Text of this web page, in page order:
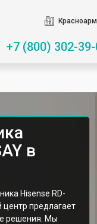
+7 (800) 302-
в
Hisense RD-
центр предлагает
решения. Мы